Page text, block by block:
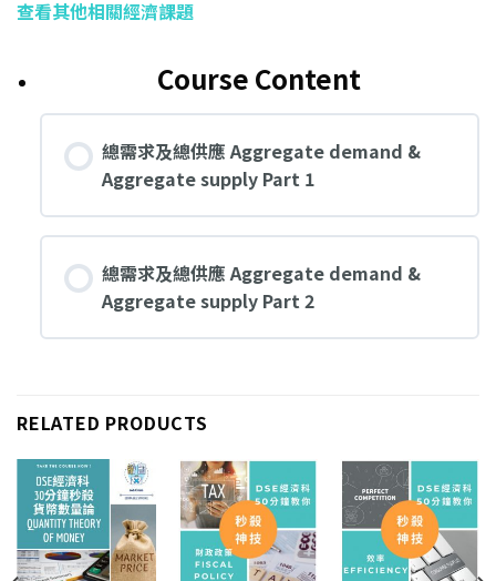
查看其他相關經濟課題
Course Content
總需求及總供應 Aggregate demand &
Aggregate supply Part 1
總需求及總供應 Aggregate demand &
Aggregate supply Part 2
RELATED PRODUCTS